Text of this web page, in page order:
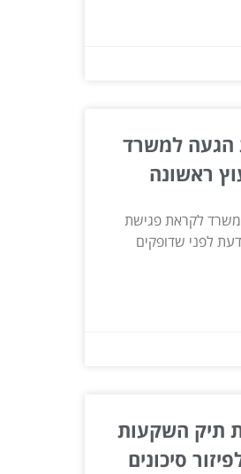
הגעה למשרד
ראשונה
לקראת פגישת
לפני שדופקים
תיק השקעות
סיכונים